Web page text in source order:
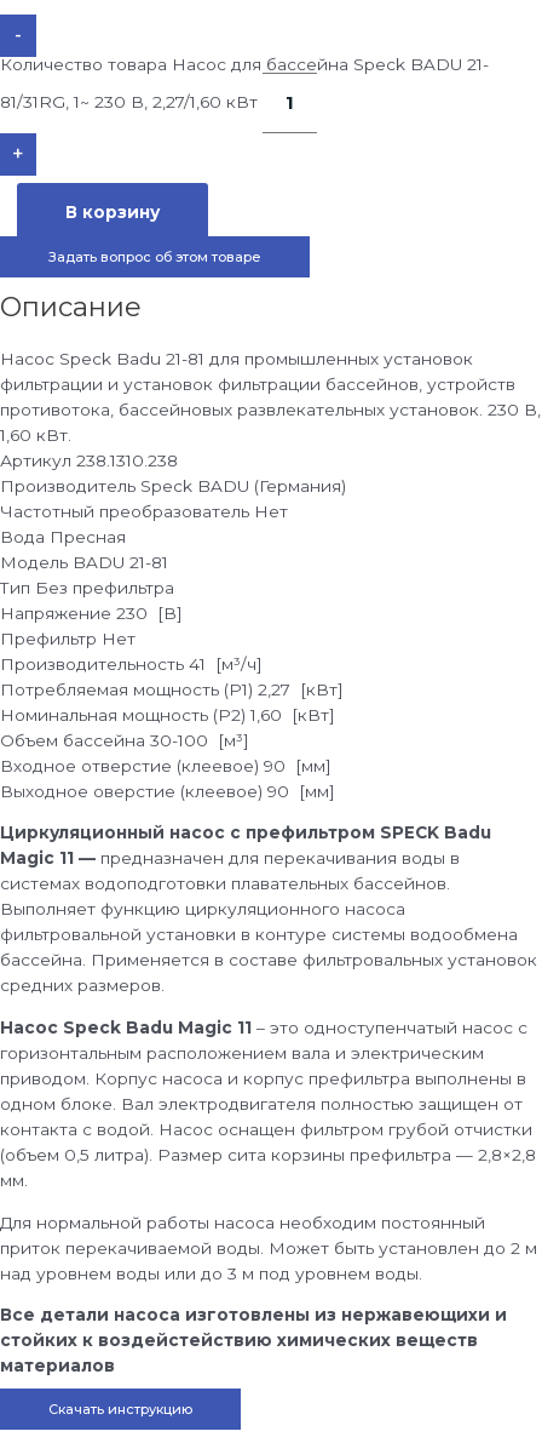
-
Количество товара Насос для бассейна Speck BADU 21-
81/31RG, 1~ 230 В, 2,27/1,60 кВт
+
В корзину
Задать вопрос об этом товаре
Описание
Насос Speck Badu 21-81 для промышленных установок
фильтрации и установок фильтрации бассейнов, устройств
противотока, бассейновых развлекательных установок. 230 В,
1,60 кВт.
Артикул 238.1310.238
Производитель Speck BADU (Германия)
Частотный преобразователь Нет
Вода Пресная
Модель BADU 21-81
Тип Без префильтра
Напряжение 230 [В]
Префильтр Нет
Производительность 41 [м³/ч]
Потребляемая мощность (P1) 2,27 [кВт]
Номинальная мощность (P2) 1,60 [кВт]
Объем бассейна 30-100 [м³]
Входное отверстие (клеевое) 90 [мм]
Выходное оверстие (клеевое) 90 [мм]
Циркуляционный насос с префильтром SPECK Badu
Magic 11 — предназначен для перекачивания воды в
системах водоподготовки плавательных бассейнов.
Выполняет функцию циркуляционного насоса
фильтровальной установки в контуре системы водообмена
бассейна. Применяется в составе фильтровальных установок
средних размеров.
Насос Speck Badu Magic 11 – это одноступенчатый насос с
горизонтальным расположением вала и электрическим
приводом. Корпус насоса и корпус префильтра выполнены в
одном блоке. Вал электродвигателя полностью защищен от
контакта с водой. Насос оснащен фильтром грубой отчистки
(объем 0,5 литра). Размер сита корзины префильтра — 2,8×2,8
мм.
Для нормальной работы насоса необходим постоянный
приток перекачиваемой воды. Может быть установлен до 2 м
над уровнем воды или до 3 м под уровнем воды.
Все детали насоса изготовлены из нержавеющихи и
стойких к воздейстействию химических веществ
материалов
Скачать инструкцию